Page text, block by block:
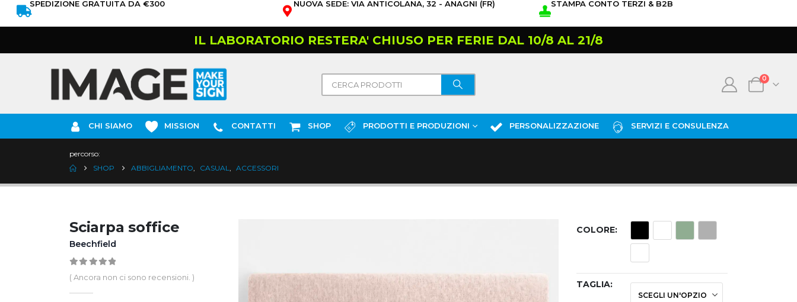
SPEDIZIONE GRATUITA DA €300 NUOVA SEDE: VIA ANTICOLANA, 32 - ANAGNI (FR) STAMPA CONTO TERZI & B2B
IL LABORATORIO RESTERA' CHIUSO PER FERIE DAL 10/8 AL 21/8
0
CHI SIAMO MISSION CONTATTI SHOP PRODOTTI E PRODUZIONI PERSONALIZZAZIONE SERVIZI E CONSULENZA
percorso:
SHOP
ABBIGLIAMENTO, CASUAL, ACCESSORI
Sciarpa soffice
Beechfield
0out of 5
( Ancora non ci sono recensioni. )
COLORE
TAGLIA